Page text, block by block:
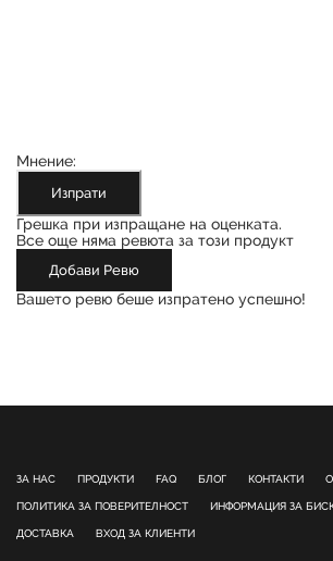
Мнение:
Изпрати
Грешка при изпращане на оценката.
Все още няма ревюта за този продукт
Добави Ревю
Вашето ревю беше изпратено успешно!
ЗА НАС ПРОДУКТИ FAQ БЛОГ КОНТАКТИ
ПОЛИТИКА ЗА ПОВЕРИТЕЛНОСТ ИНФОРМАЦИЯ ЗА
ДОСТАВКА ВХОД ЗА КЛИЕНТИ